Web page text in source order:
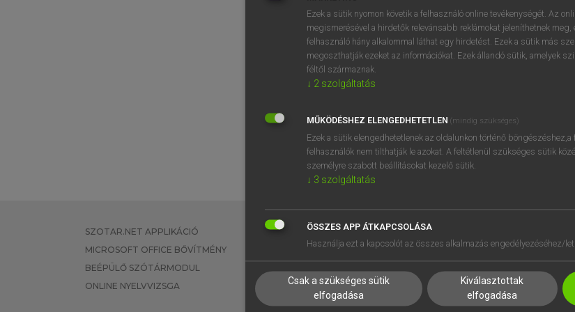
BELÉPÉS
regisztrálok
SZOTAR.NET APPLIKÁCIÓ
MICROSOFT OFFICE BŐVÍTMÉNY
BEÉPÜLŐ SZÓTÁRMODUL
ONLINE NYELVVIZSGA
EGYÉNI FELHASZNÁLÓKNAK
TANULÓKNAK
VÁLLALATI MEGOLDÁSOK
SÚGÓ
RÓLUNK
SÜTI BEÁLLÍTÁSOK
Ezek a sütik nyomon követik a felhasználó online tevékenységét. Az
megismerésével a hirdetők relevánsabb reklámokat jeleníthetnek meg,
felhasználó hány alkalommal láthat egy hirdetést. Ezek a sütik más
megoszthatják ezeket az információkat. Ezek állandó sütik, amelyek
féltől származnak.
↓ 2 szolgáltatás
MŰKÖDÉSHEZ ELENGEDHETETLEN (mindig szükséges)
Ezek a sütik elengedhetetlenek az oldalunkon történő böngészéshez,a
felhasználók nem tilthatják le azokat. A feltétlenül szükséges sütik
személyre szabott beállításokat kezelő sütik.
↓ 3 szolgáltatás
ÖSSZES APP ÁTKAPCSOLÁSA
Használja ezt a kapcsolót az összes alkalmazás engedélyezéséhez/
Csak a szükséges sütik
elfogadása
Kiválasztottak
elfogadása